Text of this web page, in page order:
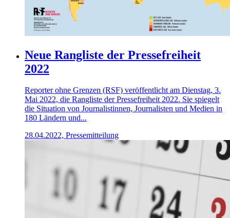
Neue Rangliste der Pressefreiheit
2022
Reporter ohne Grenzen (RSF) veröffentlicht am Dienstag, 3.
Mai 2022, die Rangliste der Pressefreiheit 2022. Sie spiegelt
die Situation von Journalistinnen, Journalisten und Medien in
180 Ländern und...
28.04.2022, Pressemitteilung